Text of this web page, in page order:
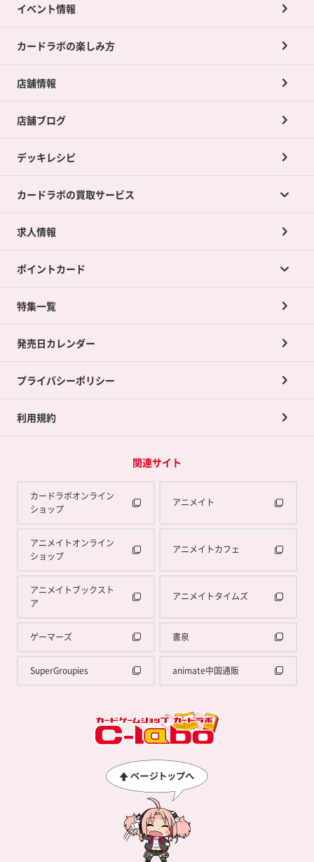
イベント情報
カードラボの楽しみ方
店舗情報
店舗ブログ
デッキレシピ
カードラボの買取サービス
カードラボの買取サービスTOP
店舗買取について
ネット買取について
買取承諾書について
求人情報
ポイントカード
ポイントカードTOP
ポイント交換景品
特集一覧
発売日カレンダー
プライバシーポリシー
利用規約
関連サイト
カードラボオンライン
ショップ
アニメイト
アニメイトオンライン
ショップ
アニメイトカフェ
アニメイトブックスト
ア
アニメイトタイムズ
ゲーマーズ 書泉
SuperGroupies animate中国通販